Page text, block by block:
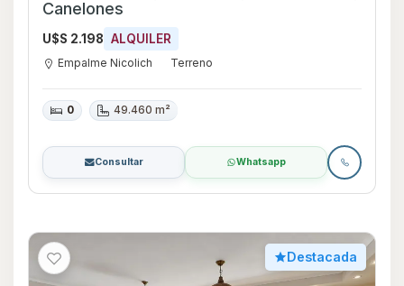
Canelones
U$S 2.198 ALQUILER
Empalme Nicolich Terreno
0 49.460 m²
Consultar Whatsapp
Destacada